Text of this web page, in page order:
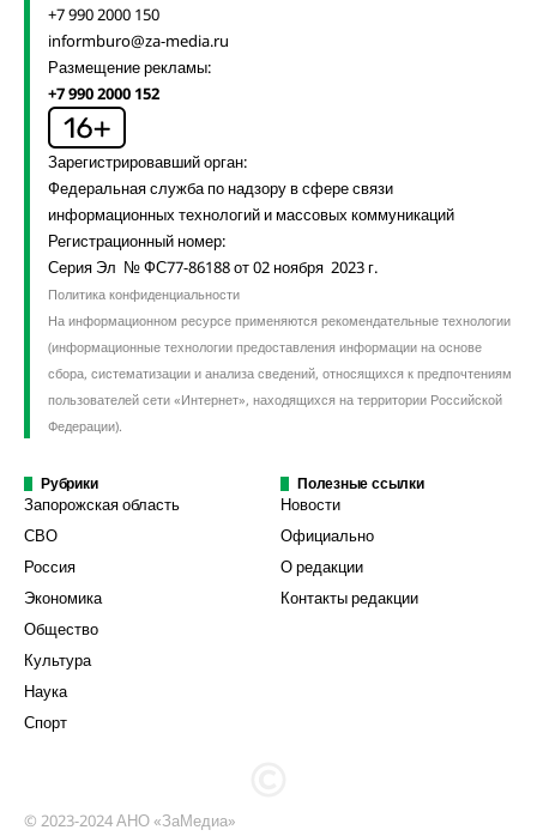
+7 990 2000 150
informburo@za-media.ru
Размещение рекламы:
+7 990 2000 152
Зарегистрировавший орган:
Федеральная служба по надзору в сфере связи
информационных технологий и массовых коммуникаций
Регистрационный номер:
Серия Эл № ФС77-86188 от 02 ноября 2023 г.
Политика конфиденциальности
На информационном ресурсе применяются рекомендательные технологии
(информационные технологии предоставления информации на основе
сбора, систематизации и анализа сведений, относящихся к предпочтениям
пользователей сети «Интернет», находящихся на территории Российской
Федерации).
Рубрики
Запорожская область
СВО
Россия
Экономика
Общество
Культура
Наука
Спорт
Полезные ссылки
Новости
Официально
О редакции
Контакты редакции
© 2023-2024 АНО «ЗаМедиа»